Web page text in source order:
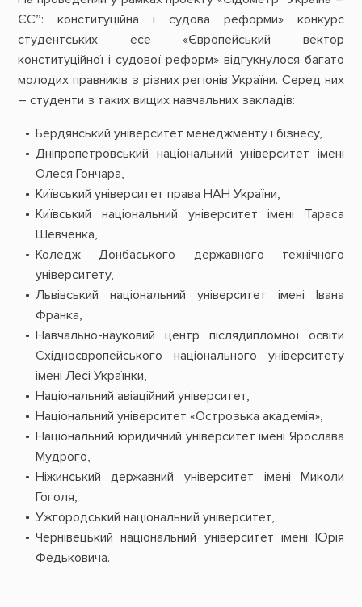
ЄС”: конституційна і судова реформи» конкурс
студентських есе «Європейський вектор
конституційної і судової реформ» відгукнулося багато
молодих правників з різних регіонів України. Серед них
– студенти з таких вищих навчальних закладів:
Бердянський університет менеджменту і бізнесу,
Дніпропетровський національний університет імені
Олеся Гончара,
Київський університет права НАН України,
Київський національний університет імені Тараса
Шевченка,
Коледж Донбаського державного технічного
університету,
Львівський національний університет імені Івана
Франка,
Навчально-науковий центр післядипломної освіти
Східноєвропейського національного університету
імені Лесі Українки,
Національний авіаційний університет,
Національний університет «Острозька академія»,
Національний юридичний університет імені Ярослава
Мудрого,
Ніжинський державний університет імені Миколи
Гоголя,
Ужгородський національний університет,
Чернівецький національний університет імені Юрія
Федьковича.